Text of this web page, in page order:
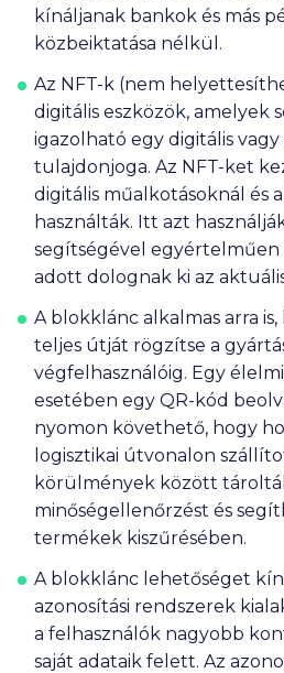
kínáljanak bankok és más
közbeiktatása nélkül.
Az NFT-k (nem
digitális eszközök, amelyek
igazolható egy digitális vagy
tulajdonjoga. Az NFT-ket
digitális műalkotásoknál és
használták. Itt azt
segítségével
adott dolognak ki az
A blokklánc alkalmas arra
teljes útját rögzítse a
végfelhasználóig. Egy
esetében egy QR-kód
nyomon követhető, hogy
logisztikai útvonalon
körülmények között
minőségellenőrzést és
termékek kiszűrésében.
A blokklánc lehetőséget
azonosítási rendszerek
a felhasználók nagyobb
saját adataik felett. Az